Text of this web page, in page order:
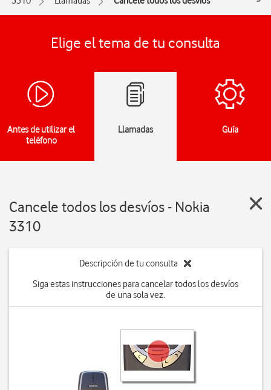
Elige el tema de tu consulta
Antes de utilizar el
teléfono
Llamadas Guía
Cancele todos los desvíos - Nokia
3310
Descripción de tu consulta
Siga estas instrucciones para cancelar todos los desvíos
de una sola vez.